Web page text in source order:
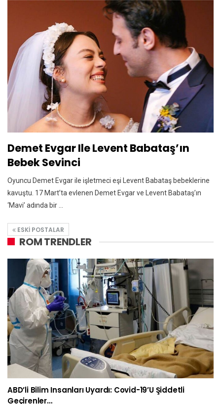
Demet Evgar Ile Levent Babataş’ın
Bebek Sevinci
Oyuncu Demet Evgar ile işletmeci eşi Levent Babataş bebeklerine
kavuştu. 17 Mart’ta evlenen Demet Evgar ve Levent Babataş’ın
‘Mavi’ adında bir ...
ESKI POSTALAR
ROM TRENDLER
ABD’li Bilim Insanları Uyardı: Covid-19’u Şiddetli
Geçirenler…